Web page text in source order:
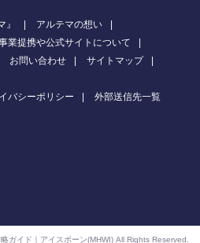
アルテマの想い
業提携や公式サイトについて
お問い合わせ
サイトマップ
バシーポリシー 外部送信先一覧
ガイド｜アイスボーン(MHWI) All Rights Reserved.